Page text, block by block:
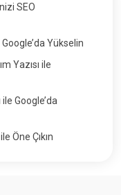
SEO
Yükselin
Yazısı ile
Google’da
Öne Çıkın